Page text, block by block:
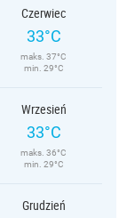
Czerwiec
33°C
maks. 37°C
min. 29°C
Wrzesień
33°C
maks. 36°C
min. 29°C
Grudzień